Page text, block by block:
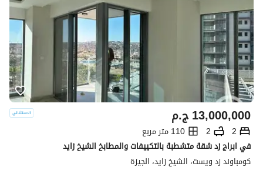
ج.م13,000,000
2
2
110 متر مربع
في ابراج زد شقة متشطبة بالتكييفات والمطابخ الشيخ زايد
كومباوند زد ويست، الشيخ زايد، الجيزة